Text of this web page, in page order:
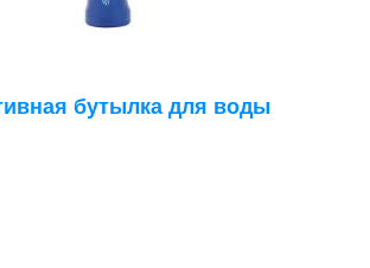
бутылка для воды